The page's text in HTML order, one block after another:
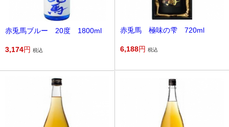
赤兎馬ブルー 20度 1800ml
3,174円 税込
赤兎馬 極味の雫 720ml
6,188円 税込